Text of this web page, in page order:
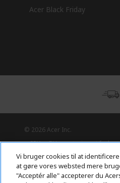
Acer Black Friday
© 2026 Acer Inc.
CPYou BV er autoriseret
tjenester, der tilbydes i denne
Vi bruger cookies til at
at gøre vores websted mere
"Acceptér alle" accepterer du